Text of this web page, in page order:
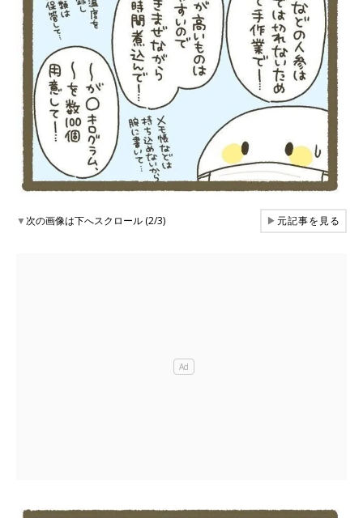
▼次の画像は下へスクロール (2/3) ▶元記事を見る